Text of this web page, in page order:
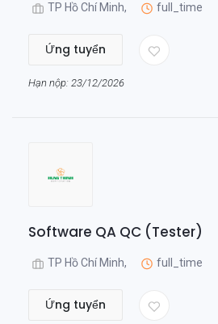
TP Hồ Chí Minh, full_time
Ứng tuyển
Hạn nộp: 23/12/2026
Software QA QC (Tester)
TP Hồ Chí Minh, full_time
Ứng tuyển